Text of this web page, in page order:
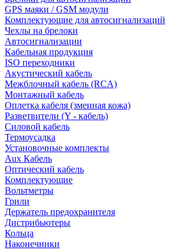
GPS маяки / GSM модули
Комплектующие для автосигнализаций
Чехлы на брелоки
Автосигнализации
Кабельная продукция
ISO переходники
Акустический кабель
Межблочный кабель (RCA)
Монтажный кабель
Оплетка кабеля (змеиная кожа)
Разветвители (Y - кабель)
Силовой кабель
Термоусадка
Установочные комплекты
Aux Кабель
Оптический кабель
Комплектующие
Вольтметры
Грили
Держатель предохранителя
Дистрибьютеры
Кольца
Наконечники